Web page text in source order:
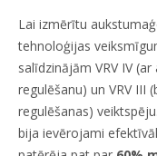
Lai izmērītu
tehnoloģijas
salīdzinājām VRV IV
regulēšanu) un VRV III
regulēšanas)
bija ievērojami